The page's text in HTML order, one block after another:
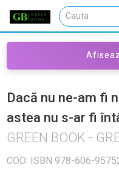
Dacă nu ne-am fi
astea nu s-ar fi
GREEN BOOK -
COD: ISBN 978-606-